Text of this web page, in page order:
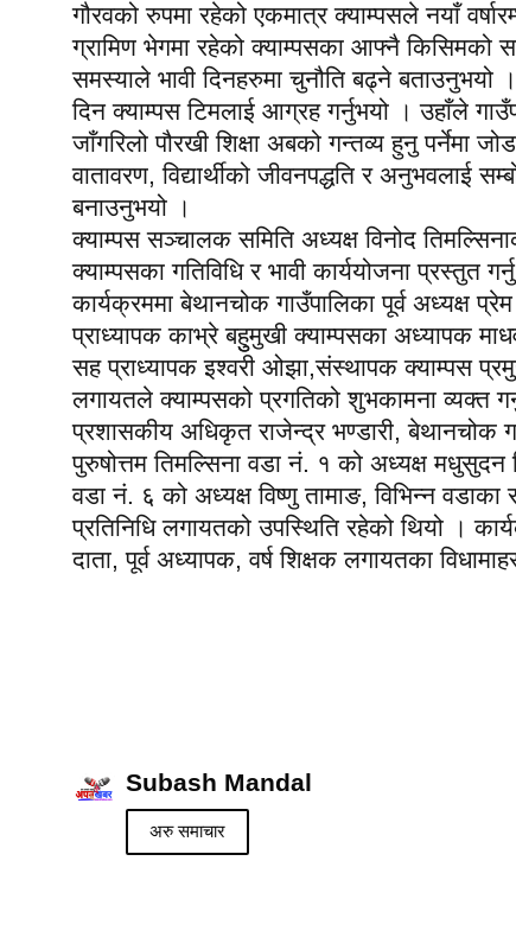
गौरवको रुपमा रहेको एकमात्र क्याम्पसले नयाँ
ग्रामिण भेगमा रहेको क्याम्पसका आफ्नै किसिमको
समस्याले भावी दिनहरुमा चुनौति बढ्ने बताउनुभयो ।
दिन क्याम्पस टिमलाई आग्रह गर्नुभयो । उहाँले
जाँगरिलो पौरखी शिक्षा अबको गन्तव्य हुनु पर्नेमा
वातावरण, विद्यार्थीको जीवनपद्धति र अनुभवलाई
बनाउनुभयो ।
क्याम्पस सञ्चालक समिति अध्यक्ष विनोद
क्याम्पसका गतिविधि र भावी कार्ययोजना प्रस्तुत
कार्यक्रममा बेथानचोक गाउँपालिका पूर्व अध्यक्ष
प्राध्यापक काभ्रे बहुुमुखी क्याम्पसका अध्यापक
सह प्राध्यापक इश्वरी ओझा,संस्थापक क्याम्पस प्रमुख
लगायतले क्याम्पसको प्रगतिको शुभकामना व्यक्त
प्रशासकीय अधिकृत राजेन्द्र भण्डारी, बेथानचोक
पुरुषोत्तम तिमल्सिना वडा नं. १ को अध्यक्ष मधुसुदन
वडा नं. ६ को अध्यक्ष विष्णु तामाङ, विभिन्न
प्रतिनिधि लगायतको उपस्थिति रहेको थियो ।
दाता, पूर्व अध्यापक, वर्ष शिक्षक लगायतका
Subash Mandal
अरु समाचार